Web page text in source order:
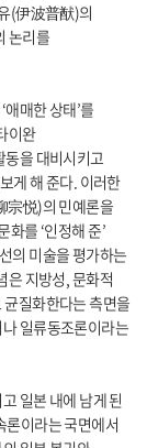
(伊波普猷)의
논리를
매한 상태’를
이완
을 대비시키고
게 해 준다. 이러한
宗悦)의 민예론을
화를 ‘인정해 준’
의 미술을 평가하는
은 지방성, 문화적
질화한다는 측면을
일류동조론이라는
일본 내에 남게 된
론이라는 국면에서